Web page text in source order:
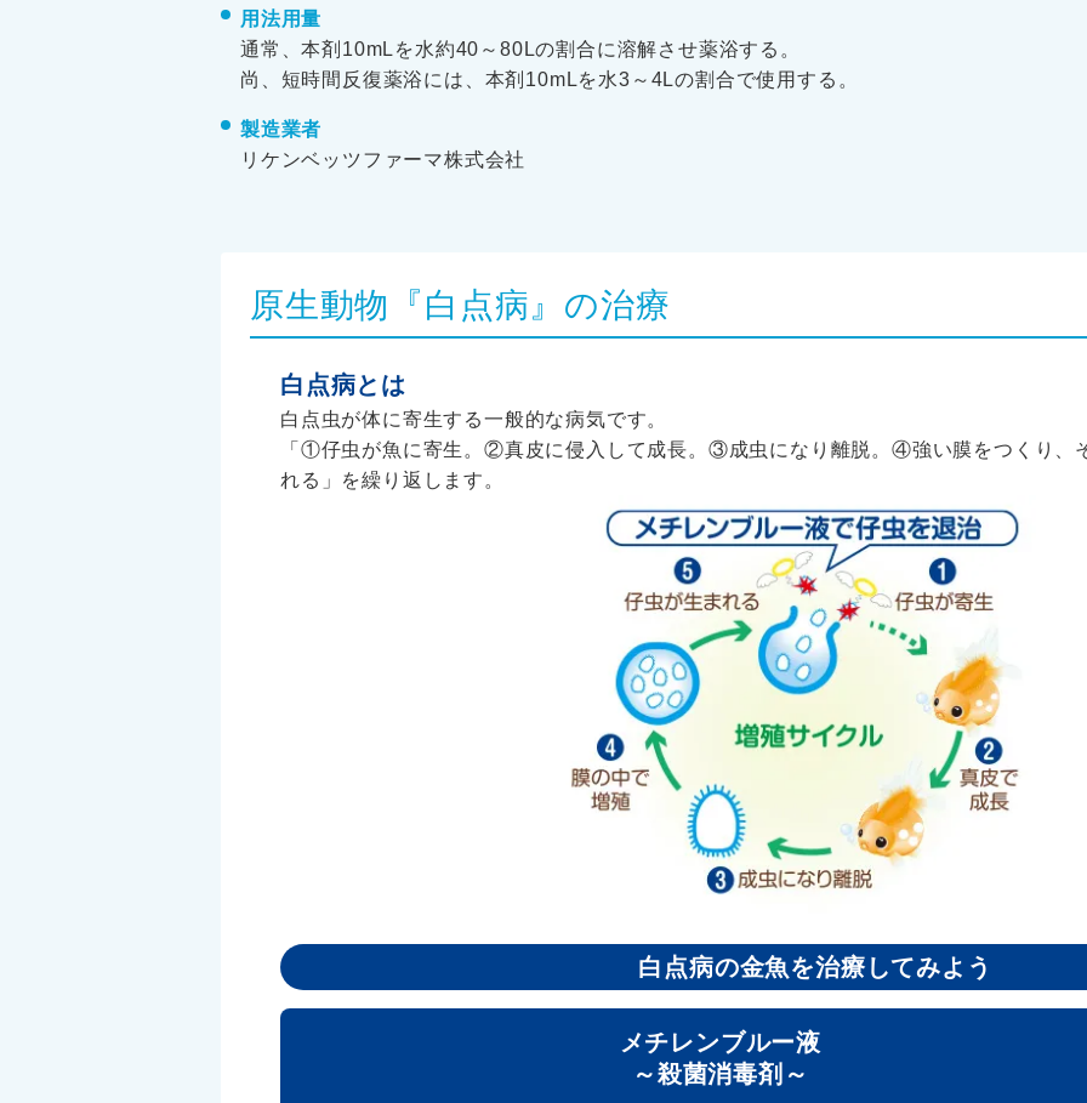
用法用量
通常、本剤10mLを水約40～80Lの割合に溶解させ薬浴する。
尚、短時間反復薬浴には、本剤10mLを水3～4Lの割合で使用する。
製造業者
リケンベッツファーマ株式会社
原生動物『白点病』の治療
白点病とは
白点虫が体に寄生する一般的な病気です。
「①仔虫が魚に寄生。②真皮に侵入して成長。③成虫になり離脱。④強い膜をつくり、
れる」を繰り返します。
白点病の金魚を治療してみよう
メチレンブルー液
～殺菌消毒剤～